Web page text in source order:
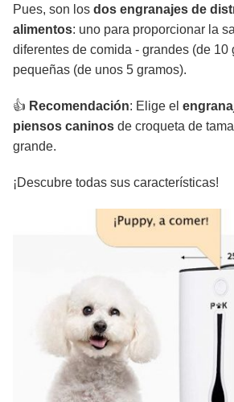
Pues, son los dos engranajes de
alimentos: uno para proporcionar la
diferentes de comida - grandes (de 10
pequeñas (de unos 5 gramos).
👍 Recomendación: Elige el
piensos caninos de croqueta de
grande.
¡Descubre todas sus características!